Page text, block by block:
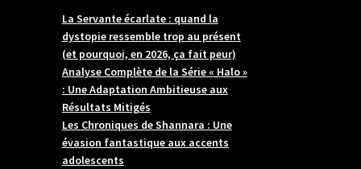
La Servante écarlate : quand la
dystopie ressemble trop au présent
(et pourquoi, en 2026, ça fait peur)
Analyse Complète de la Série « Halo »
: Une Adaptation Ambitieuse aux
Résultats Mitigés
Les Chroniques de Shannara : Une
évasion fantastique aux accents
adolescents